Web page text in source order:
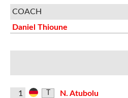
COACH
Daniel Thioune
1
N. Atubolu